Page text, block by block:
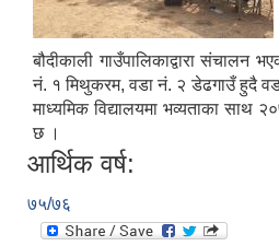
बौदीकाली गाउँपालिकाद्वारा संचालन
नं. १ मिथुकरम, वडा नं. २ डेढगाउँ हुदै
माध्यमिक विद्यालयमा भव्यताका साथ
छ ।
आर्थिक वर्ष:
७५/७६